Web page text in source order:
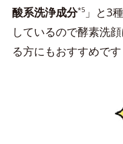
酸系洗浄成分*5 」と3
しているので酵素洗
る方にもおすすめです